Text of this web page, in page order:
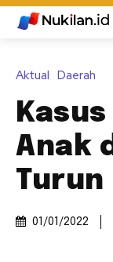
Aktual Daerah
Anak
Turun
01/01/2022